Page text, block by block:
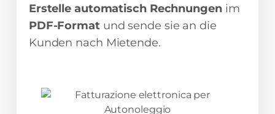
Erstelle automatisch Rechnungen im
PDF-Formatund sende sie an die
Kunden nach Mietende.